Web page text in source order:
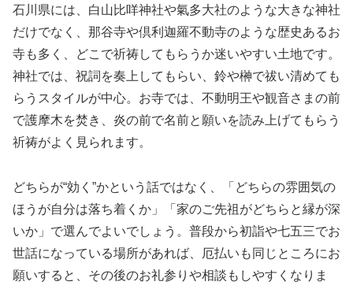
石川県には、白山比咩神社や氣多大社のような大きな神社
だけでなく、那谷寺や倶利迦羅不動寺のような歴史あるお
寺も多く、どこで祈祷してもらうか迷いやすい土地です。
神社では、祝詞を奏上してもらい、鈴や榊で祓い清めても
らうスタイルが中心。お寺では、不動明王や観音さまの前
で護摩木を焚き、炎の前で名前と願いを読み上げてもらう
祈祷がよく見られます。
どちらが“効く”かという話ではなく、「どちらの雰囲気の
ほうが自分は落ち着くか」「家のご先祖がどちらと縁が深
いか」で選んでよいでしょう。普段から初詣や七五三でお
世話になっている場所があれば、厄払いも同じところにお
願いすると、その後のお礼参りや相談もしやすくなりま